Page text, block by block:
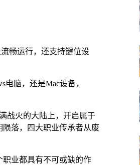
畅运行，还支持键位设
脑，还是Mac设备，
战火的大陆上，开启属于
落，四大职业传承者从废
业都具有不可或缺的作